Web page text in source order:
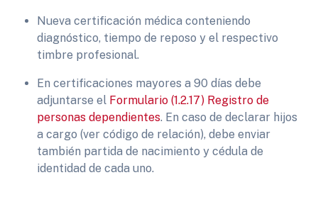
Nueva certificación médica conteniendo
diagnóstico, tiempo de reposo y el respectivo
timbre profesional.
En certificaciones mayores a 90 días debe
adjuntarse el Formulario (1.2.17) Registro de
personas dependientes. En caso de declarar hijos
a cargo (ver código de relación), debe enviar
también partida de nacimiento y cédula de
identidad de cada uno.